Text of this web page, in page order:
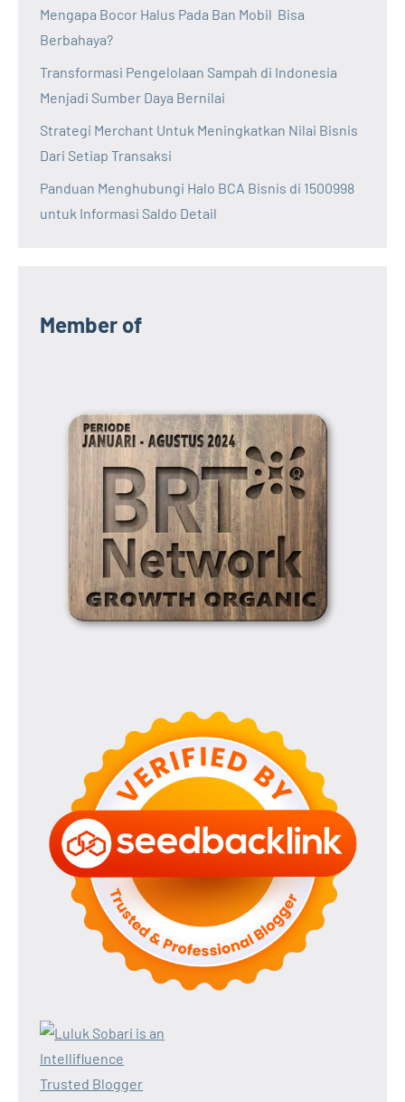
Mengapa Bocor Halus Pada Ban Mobil Bisa
Berbahaya?
Transformasi Pengelolaan Sampah di Indonesia
Menjadi Sumber Daya Bernilai
Strategi Merchant Untuk Meningkatkan Nilai Bisnis
Dari Setiap Transaksi
Panduan Menghubungi Halo BCA Bisnis di 1500998
untuk Informasi Saldo Detail
Member of